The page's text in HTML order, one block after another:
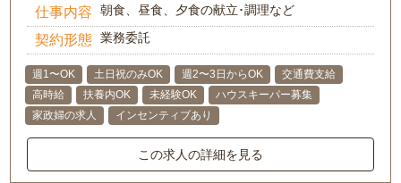
仕事内容 朝食、昼食、夕食の献立･調理など
契約形態 業務委託
週1〜OK 土日祝のみOK 週2〜3日からOK
交通費支給
高時給
扶養内OK 未経験OK
ハウスキーパー募集
家政婦の求人
インセンティブあり
この求人の詳細を見る